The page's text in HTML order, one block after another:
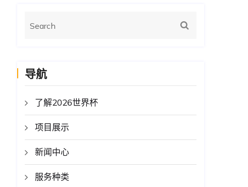
导航
了解2026世界杯
项目展示
新闻中心
服务种类